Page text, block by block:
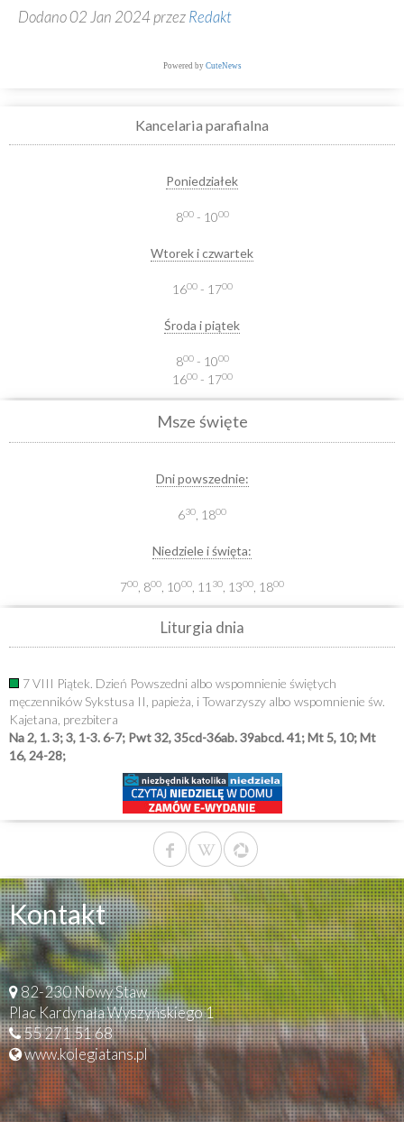
Dodano 02 Jan 2024 przezRedakt
Powered by CuteNews
Kancelaria parafialna
Poniedziałek
800- 1000
Wtorek i czwartek
1600- 1700
Środa i piątek
800- 1000
1600- 1700
Msze święte
Dni powszednie:
630 , 1800
Niedziele i święta:
700 , 800 , 1000 , 11 30 , 1300 , 1800
Liturgia dnia
7 VIII Piątek. Dzień Powszedni albo wspomnienie świętych
męczenników Sykstusa II, papieża, i Towarzyszy albo wspomnienie św.
Kajetana, prezbitera
Na 2, 1. 3; 3, 1-3. 6-7; Pwt 32, 35cd-36ab. 39abcd. 41; Mt 5, 10; Mt
16, 24-28;
Kontakt
82-230 Nowy Staw
Plac Kardynała Wyszyńskiego 1
55 271 51 68
www.kolegiatans.pl